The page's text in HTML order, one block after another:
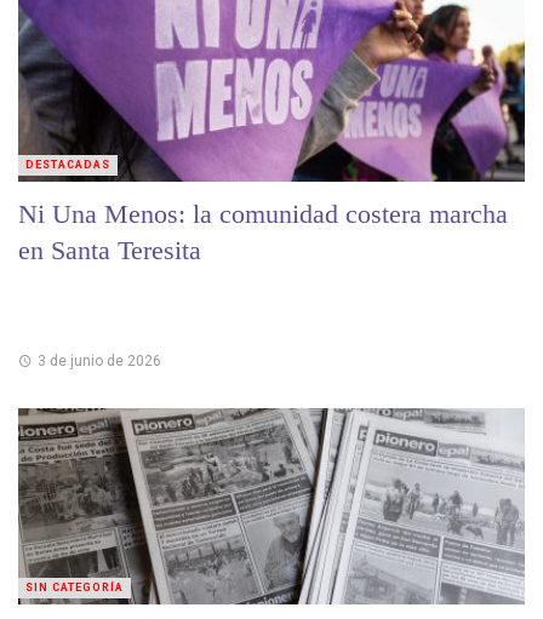
Ni Una Menos: la comunidad costera marcha
en Santa Teresita
3 de junio de 2026
DESTACADAS
SIN CATEGORÍA